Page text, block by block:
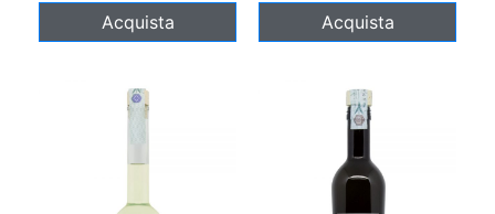
Acquista Acquista